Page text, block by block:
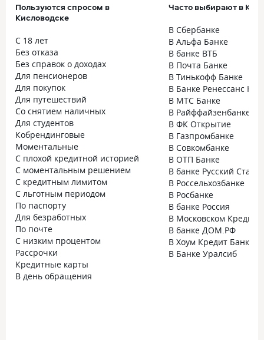
Пользуются спросом в
Кисловодске
С 18 лет
Без отказа
Без справок о доходах
Для пенсионеров
Для покупок
Для путешествий
Со снятием наличных
Для студентов
Кобрендинговые
Моментальные
С плохой кредитной историей
С моментальным решением
С кредитным лимитом
С льготным периодом
По паспорту
Для безработных
По почте
С низким процентом
Рассрочки
Кредитные карты
В день обращения
Часто выбирают в
В Сбербанке
В Альфа Банке
В банке ВТБ
В Почта Банке
В Тинькофф Банке
В Банке Ренессанс
В МТС Банке
В Райффайзенбанке
В ФК Открытие
В Газпромбанке
В Совкомбанке
В ОТП Банке
В банке Русский
В Россельхозбанке
В Росбанке
В банке Россия
В Московском
В банке ДОМ.РФ
В Хоум Кредит Банке
В Банке Уралсиб